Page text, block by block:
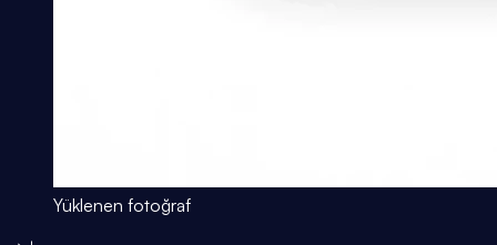
Yüklenen fotoğraf